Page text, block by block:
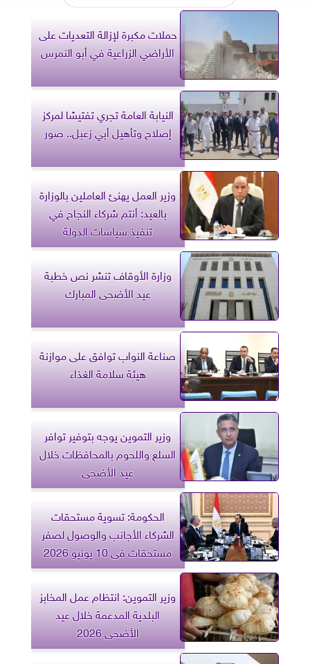
حملات مكبرة لإزالة التعديات على
الأراضي الزراعية في أبو النمرس
النيابة العامة تجري تفتيشا لمركز
إصلاح وتأهيل أبي زعبل.. صور
وزير العمل يهنئ العاملين بالوزارة
بالعيد: أنتم شركاء النجاح في
تنفيذ سياسات الدولة
وزارة الأوقاف تنشر نص خطبة
عيد الأضحى المبارك
صناعة النواب توافق على موازنة
هيئة سلامة الغذاء
وزير التموين يوجه بتوفير توافر
السلع واللحوم بالمحافظات خلال
عيد الأضحى
الحكومة: تسوية مستحقات
الشركاء الأجانب والوصول لصفر
مستحقات فى 10 يونيو 2026
وزير التموين: انتظام عمل المخابز
البلدية المدعمة خلال عيد
الأضحى 2026